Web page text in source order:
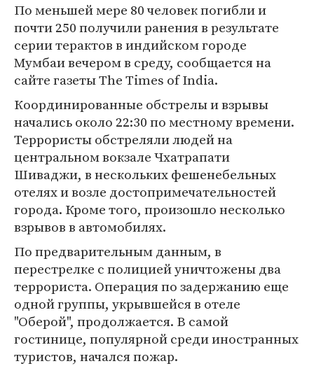
По меньшей мере 80 человек погибли и
почти 250 получили ранения в результате
серии терактов в индийском городе
Мумбаи вечером в среду, сообщается на
сайте газеты The Тimes of India.
Координированные обстрелы и взрывы
начались около 22:30 по местному времени.
Террористы обстреляли людей на
центральном вокзале Чхатрапати
Шиваджи, в нескольких фешенебельных
отелях и возле достопримечательностей
города. Кроме того, произошло несколько
взрывов в автомобилях.
По предварительным данным, в
перестрелке с полицией уничтожены два
террориста. Операция по задержанию еще
одной группы, укрывшейся в отеле
"Оберой", продолжается. В самой
гостинице, популярной среди иностранных
туристов, начался пожар.